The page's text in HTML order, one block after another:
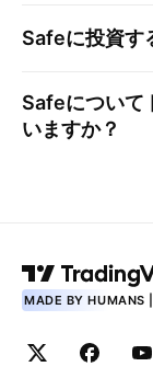
Safeに投資す
Safeについて
いますか？
MADE BY HUMANS